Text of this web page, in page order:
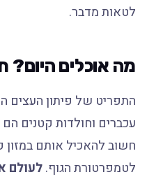
לטאות מדבר.
מה אוכלים היום?
התפריט של פיתון העצים
עכברים וחולדות קטנים
חשוב להאכיל אותם במזון
לטמפרטורת הגוף.לעולם